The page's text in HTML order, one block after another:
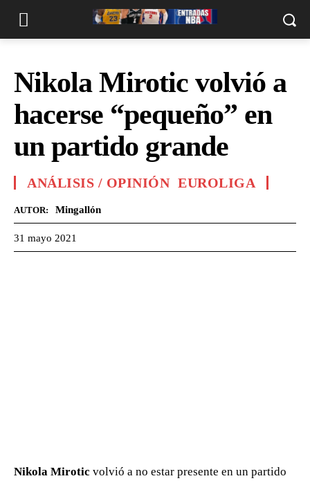
Nikola Mirotic volvió a
hacerse “pequeño” en
un partido grande
ANÁLISIS / OPINIÓN EUROLIGA
AUTOR: Mingallón
31 mayo 2021
Nikola Mirotic volvió a no estar presente en un partido